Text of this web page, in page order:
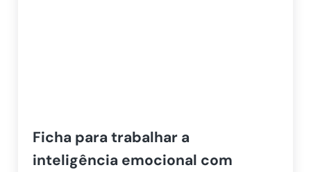
Ficha para trabalhar a
inteligência emocional com